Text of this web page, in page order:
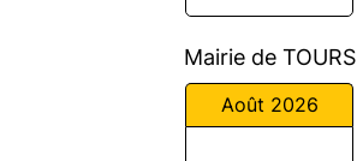
Mairie de TOURS
Août 2026